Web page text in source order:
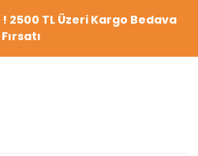
2500 TL Üzeri Kargo Bedava
Fırsatı